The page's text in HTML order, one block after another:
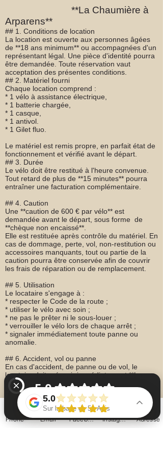
**La Chaumière à
Arparens**
## 1. Conditions de location
La location est ouverte aux personnes âgées
de **18 ans minimum** ou accompagnées d'un
représentant légal. Une pièce d'identité pourra
être demandée. Toute réservation vaut
acceptation des présentes conditions.
## 2. Matériel fourni
Chaque location comprend :
* 1 vélo à assistance électrique,
* 1 batterie chargée,
* 1 casque,
* 1 antivol.
* 1 Gilet fluo.
Le matériel est remis propre, en parfait état de
fonctionnement et vérifié avant le départ.
## 3. Durée
Le vélo doit être restitué à l'heure convenue.
Tout retard de plus de **15 minutes** pourra
entraîner une facturation complémentaire.
## 4. Caution
Une **caution de 600 € par vélo** est
demandée avant le départ, sous forme de
**chèque non encaissé**.
Elle est restituée après contrôle du matériel. En
cas de dommage, perte, vol, non-restitution ou
accessoires manquants, tout ou partie de la
caution pourra être conservée afin de couvrir
les frais de réparation ou de remplacement.
## 5. Utilisation
Le locataire s'engage à :
* respecter le Code de la route ;
* utiliser le vélo avec soin ;
* ne pas le prêter ni le sous-louer ;
* verrouiller le vélo lors de chaque arrêt ;
* signaler immédiatement toute panne ou
anomalie.
## 6. Accident, vol ou panne
En cas d'accident, de panne ou de vol, le
locataire doit prévenir immédiatement **La
Chaumière à Arparens**. En cas de vol, un
dépôt de plainte est obligatoire.
## 7. Responsabilité
Le locataire est responsable du vélo pendant
toute la durée de la location. Il est
recommandé de disposer d'une assurance
Phone Email Facebook Instagram Adresse
5.0
Sur la base de 51 Avis